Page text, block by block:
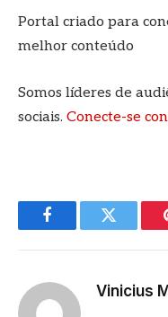
Portal criado para
melhor conteúdo
Somos líderes de
sociais. Conecte-se
FacebookTwitter
Vinicius